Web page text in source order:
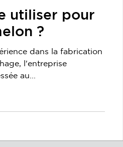
utiliser pour
?
dans la fabrication
l'entreprise
au...